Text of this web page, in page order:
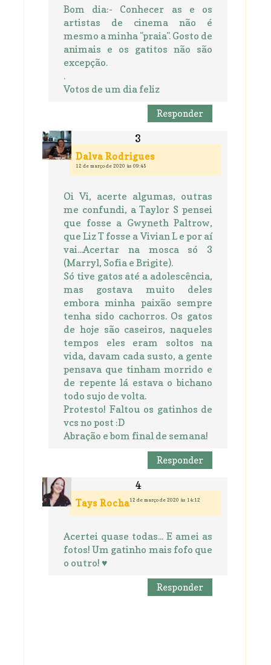
Bom dia:- Conhecer as e os
artistas de cinema não é
mesmo a minha "praia". Gosto de
animais e os gatitos não são
excepção.
.
Votos de um dia feliz
Responder
Dalva Rodrigues
12 de março de 2020 às 09:45
Oi Vi, acerte algumas, outras
me confundi, a Taylor S pensei
que fosse a Gwyneth Paltrow,
que Liz T fosse a Vivian L e por aí
vai...Acertar na mosca só 3
(Marryl, Sofia e Brigite).
Só tive gatos até a adolescência,
mas gostava muito deles
embora minha paixão sempre
tenha sido cachorros. Os gatos
de hoje são caseiros, naqueles
tempos eles eram soltos na
vida, davam cada susto, a gente
pensava que tinham morrido e
de repente lá estava o bichano
todo sujo de volta.
Protesto! Faltou os gatinhos de
vcs no post :D
Abração e bom final de semana!
Responder
Tays Rocha12 de março de 2020 às 14:12
Acertei quase todas... E amei as
fotos! Um gatinho mais fofo que
o outro! ♥
Responder